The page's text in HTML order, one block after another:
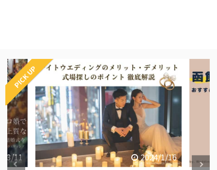
PICK UP
3/11 2024/1/16